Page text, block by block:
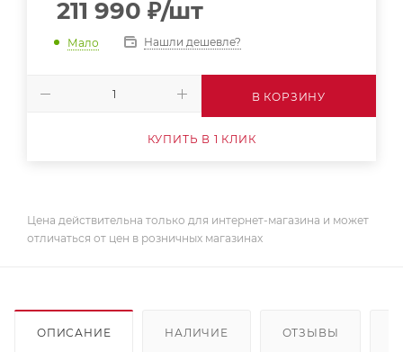
211 990 ₽/шт
Мало Нашли дешевле?
В КОРЗИНУ
КУПИТЬ В 1 КЛИК
Цена действительна только для интернет-магазина и может
отличаться от цен в розничных магазинах
ОПИСАНИЕ НАЛИЧИЕ ОТЗЫВЫ